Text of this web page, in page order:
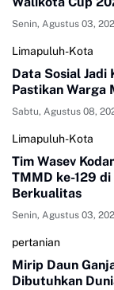
Senin, Agustus 03,
Limapuluh-Kota
Data Sosial
Pastikan Warga
Sabtu, Agustus 08,
Limapuluh-Kota
Tim Wasev
TMMD ke-129
Berkualitas
Senin, Agustus 03,
pertanian
Mirip Daun
Dibutuhkan